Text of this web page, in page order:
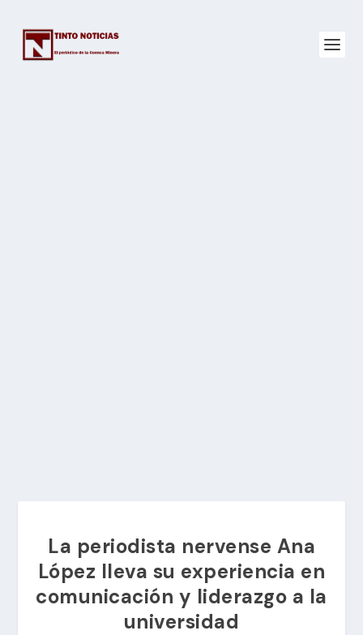
La periodista nervense Ana
López lleva su experiencia en
comunicación y liderazgo a la
universidad